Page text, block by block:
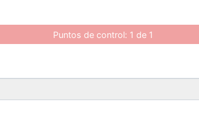
Puntos de control: 1 de 1